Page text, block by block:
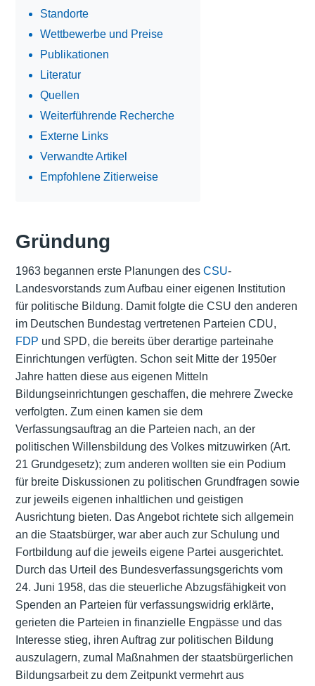
Standorte
Wettbewerbe und Preise
Publikationen
Literatur
Quellen
Weiterführende Recherche
Externe Links
Verwandte Artikel
Empfohlene Zitierweise
Gründung
1963 begannen erste Planungen des CSU-
Landesvorstands zum Aufbau einer eigenen Institution
für politische Bildung. Damit folgte die CSU den anderen
im Deutschen Bundestag vertretenen Parteien CDU,
FDP und SPD, die bereits über derartige parteinahe
Einrichtungen verfügten. Schon seit Mitte der 1950er
Jahre hatten diese aus eigenen Mitteln
Bildungseinrichtungen geschaffen, die mehrere Zwecke
verfolgten. Zum einen kamen sie dem
Verfassungsauftrag an die Parteien nach, an der
politischen Willensbildung des Volkes mitzuwirken (Art.
21 Grundgesetz); zum anderen wollten sie ein Podium
für breite Diskussionen zu politischen Grundfragen sowie
zur jeweils eigenen inhaltlichen und geistigen
Ausrichtung bieten. Das Angebot richtete sich allgemein
an die Staatsbürger, war aber auch zur Schulung und
Fortbildung auf die jeweils eigene Partei ausgerichtet.
Durch das Urteil des Bundesverfassungsgerichts vom
24. Juni 1958, das die steuerliche Abzugsfähigkeit von
Spenden an Parteien für verfassungswidrig erklärte,
gerieten die Parteien in finanzielle Engpässe und das
Interesse stieg, ihren Auftrag zur politischen Bildung
auszulagern, zumal Maßnahmen der staatsbürgerlichen
Bildungsarbeit zu dem Zeitpunkt vermehrt aus